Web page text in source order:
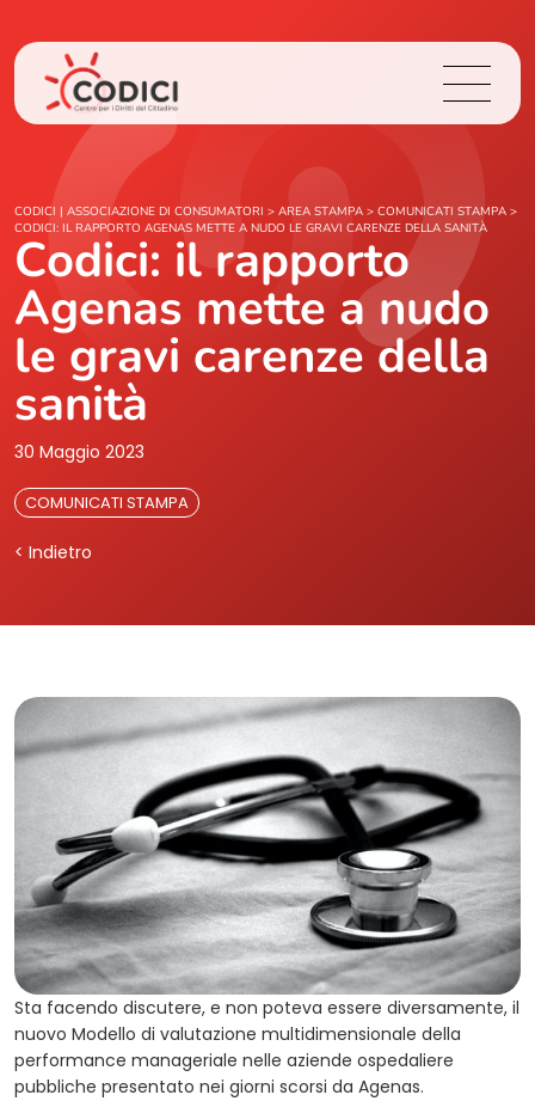
Chi Siamo
Cosa Facciamo
Area Stampa
CODICI | ASSOCIAZIONE DI CONSUMATORI > AREA STAMPA > COMUNICATI STAMPA >
CODICI: IL RAPPORTO AGENAS METTE A NUDO LE GRAVI CARENZE DELLA SANITÀ
Codici: il rapporto
Agenas mette a nudo
le gravi carenze della
sanità
30 Maggio 2023
COMUNICATI STAMPA
< Indietro
Sta facendo discutere, e non poteva essere diversamente, il
nuovo Modello di valutazione multidimensionale della
performance manageriale nelle aziende ospedaliere
pubbliche presentato nei giorni scorsi da Agenas.